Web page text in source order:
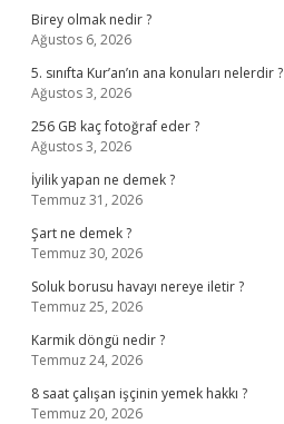
Birey olmak nedir ?
Ağustos 6, 2026
5. sınıfta Kur’an’ın ana konuları nelerdir ?
Ağustos 3, 2026
256 GB kaç fotoğraf eder ?
Ağustos 3, 2026
İyilik yapan ne demek ?
Temmuz 31, 2026
Şart ne demek ?
Temmuz 30, 2026
Soluk borusu havayı nereye iletir ?
Temmuz 25, 2026
Karmik döngü nedir ?
Temmuz 24, 2026
8 saat çalışan işçinin yemek hakkı ?
Temmuz 20, 2026